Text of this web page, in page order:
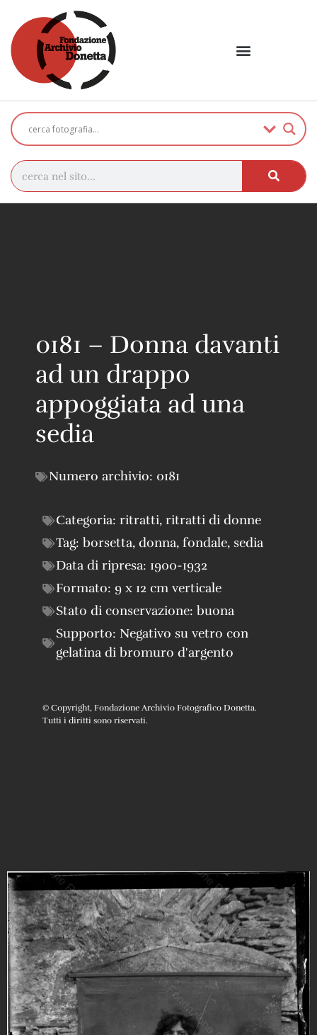
0181 – Donna davanti
ad un drappo
appoggiata ad una
sedia
Numero archivio: 0181
Categoria: ritratti, ritratti di donne
Tag: borsetta, donna, fondale, sedia
Data di ripresa: 1900-1932
Formato: 9 x 12 cm verticale
Stato di conservazione: buona
Supporto: Negativo su vetro con
gelatina di bromuro d'argento
© Copyright, Fondazione Archivio Fotografico Donetta.
Tutti i diritti sono riservati.